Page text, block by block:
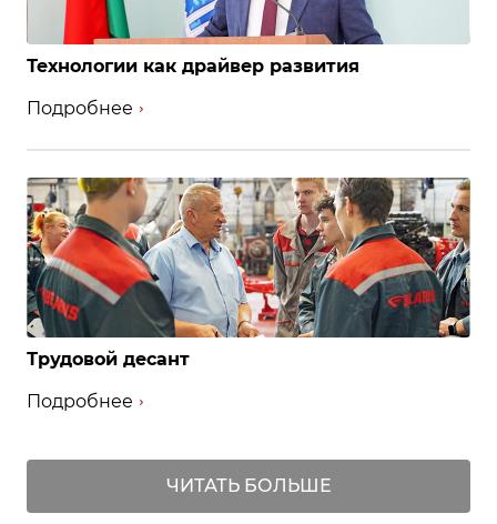
Технологии как драйвер развития
Подробнее
Трудовой десант
Подробнее
ЧИТАТЬ БОЛЬШЕ